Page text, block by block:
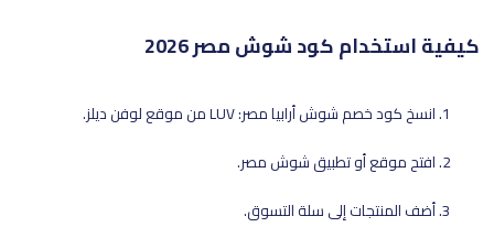
كيفية استخدام كود شوش مصر 2026
انسخ كود خصم شوش أرابيا مصر: LUV من موقع لوفن ديلز.
افتح موقع أو تطبيق شوش مصر.
أضف المنتجات إلى سلة التسوق.